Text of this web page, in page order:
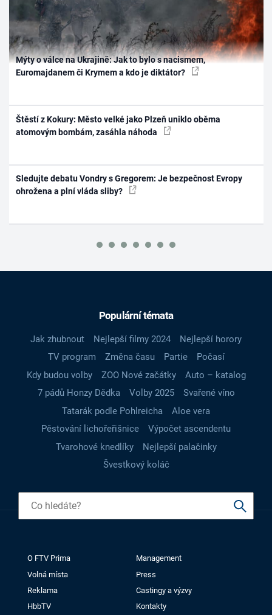
Mýty o válce na Ukrajině: Jak to bylo s nacismem,
Euromajdanem či Krymem a kdo je diktátor?
Štěstí z Kokury: Město velké jako Plzeň uniklo oběma
atomovým bombám, zasáhla náhoda
Sledujte debatu Vondry s Gregorem: Je bezpečnost Evropy
ohrožena a plní vláda sliby?
Populární témata
Jak zhubnout Nejlepší filmy 2024
Nejlepší horory
TV program
Změna času Partie
Počasí
Kdy budou volby
ZOO Nové začátky
Auto – katalog
7 pádů Honzy Dědka
Volby 2025
Svařené víno
Tatarák podle Pohlreicha
Aloe vera
Pěstování lichořeřišnice
Výpočet ascendentu
Tvarohové knedlíky
Nejlepší palačinky
Švestkový koláč
O FTV Prima
Management
Volná místa
Press
Reklama
Castingy a výzvy
HbbTV
Kontakty